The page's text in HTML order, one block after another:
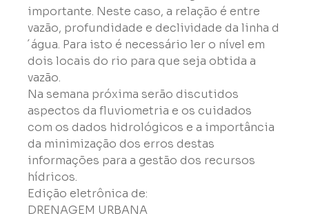
importante. Neste caso, a relação é entre
vazão, profundidade e declividade da linha d
´água. Para isto é necessário ler o nível em
dois locais do rio para que seja obtida a
vazão.
Na semana próxima serão discutidos
aspectos da fluviometria e os cuidados
com os dados hidrológicos e a importância
da minimização dos erros destas
informações para a gestão dos recursos
hídricos.
Edição eletrônica de:
DRENAGEM URBANA